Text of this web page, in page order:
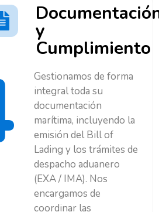
y
Cumplimiento
Gestionamos de forma
integral toda su
documentación
marítima, incluyendo la
emisión del Bill of
Lading y los trámites de
despacho aduanero
(EXA / IMA). Nos
encargamos de
coordinar las